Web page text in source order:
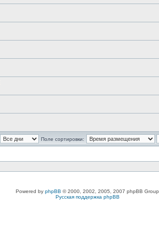
Поле сортировки:
Powered by phpBB © 2000, 2002, 2005, 2007 phpBB Group
Русская поддержка phpBB